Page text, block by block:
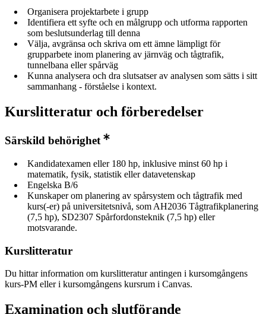
Organisera projektarbete i grupp
Identifiera ett syfte och en målgrupp och utforma rapporten
som beslutsunderlag till denna
Välja, avgränsa och skriva om ett ämne lämpligt för
grupparbete inom planering av järnväg och tågtrafik,
tunnelbana eller spårväg
Kunna analysera och dra slutsatser av analysen som sätts i sitt
sammanhang - förståelse i kontext.
Kurslitteratur och förberedelser
Särskild behörighet
Kandidatexamen eller 180 hp, inklusive minst 60 hp i
matematik, fysik, statistik eller datavetenskap
Engelska B/6
Kunskaper om planering av spårsystem och tågtrafik med
kurs(-er) på universitetsnivå, som AH2036 Tågtrafikplanering
(7,5 hp), SD2307 Spårfordonsteknik (7,5 hp) eller
motsvarande.
Kurslitteratur
Du hittar information om kurslitteratur antingen i kursomgångens
kurs-PM eller i kursomgångens kursrum i Canvas.
Examination och slutförande